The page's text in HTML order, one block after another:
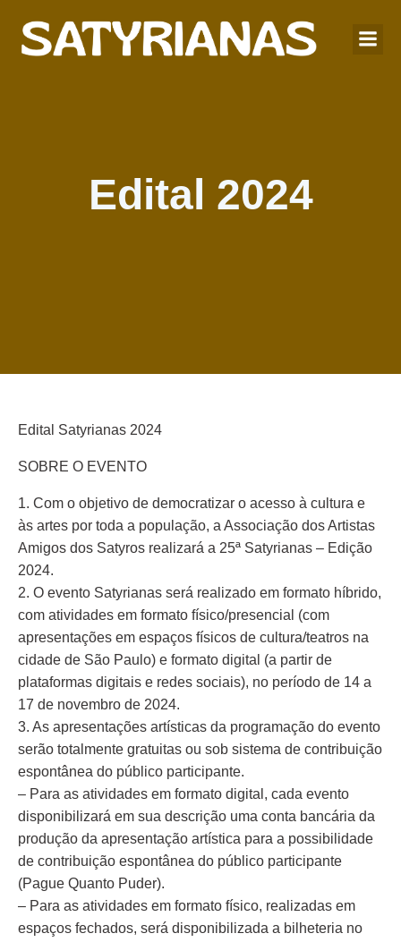
Edital 2024
Edital Satyrianas 2024
SOBRE O EVENTO
1. Com o objetivo de democratizar o acesso à cultura e
às artes por toda a população, a Associação dos Artistas
Amigos dos Satyros realizará a 25ª Satyrianas – Edição
2024.
2. O evento Satyrianas será realizado em formato híbrido,
com atividades em formato físico/presencial (com
apresentações em espaços físicos de cultura/teatros na
cidade de São Paulo) e formato digital (a partir de
plataformas digitais e redes sociais), no período de 14 a
17 de novembro de 2024.
3. As apresentações artísticas da programação do evento
serão totalmente gratuitas ou sob sistema de contribuição
espontânea do público participante.
– Para as atividades em formato digital, cada evento
disponibilizará em sua descrição uma conta bancária da
produção da apresentação artística para a possibilidade
de contribuição espontânea do público participante
(Pague Quanto Puder).
– Para as atividades em formato físico, realizadas em
espaços fechados, será disponibilizada a bilheteria no